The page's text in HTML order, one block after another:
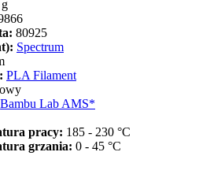
80925
Spectrum
PLA Filament
Bambu Lab AMS*
pracy: 185 - 230 °C
grzania: 0 - 45 °C